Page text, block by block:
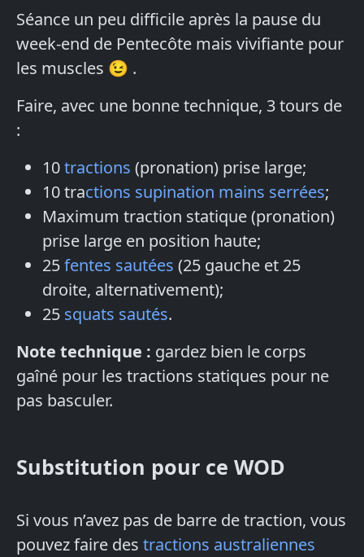
Séance un peu difficile après la pause du
week-end de Pentecôte mais vivifiante pour
les muscles 😉 .
Faire, avec une bonne technique, 3 tours de
:
10tractions (pronation) prise large;
10 tractions supination mains serrées;
Maximum traction statique (pronation)
prise large en position haute;
25fentes sautées (25 gauche et 25
droite, alternativement);
25 squats sautés.
Note technique : gardez bien le corps
gaîné pour les tractions statiques pour ne
pas basculer.
Substitution pour ce WOD
Si vous n’avez pas de barre de traction, vous
pouvez faire des tractions australiennes